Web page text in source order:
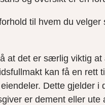
til hvem du velger
at det er særlig viktig at
kan få en rett
Dette gjelder i
er dement eller ute